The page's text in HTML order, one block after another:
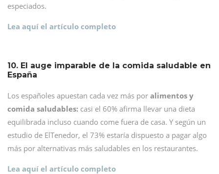
especiados.
Lea aquí el artículo completo
10. El auge imparable de la comida saludable en
España
Los españoles apuestan cada vez más por alimentos y
comida saludables: casi el 60% afirma llevar una dieta
equilibrada incluso cuando come fuera de casa. Y según un
estudio de ElTenedor, el 73% estaría dispuesto a pagar algo
más por alternativas más saludables en los restaurantes.
Lea aquí el artículo completo